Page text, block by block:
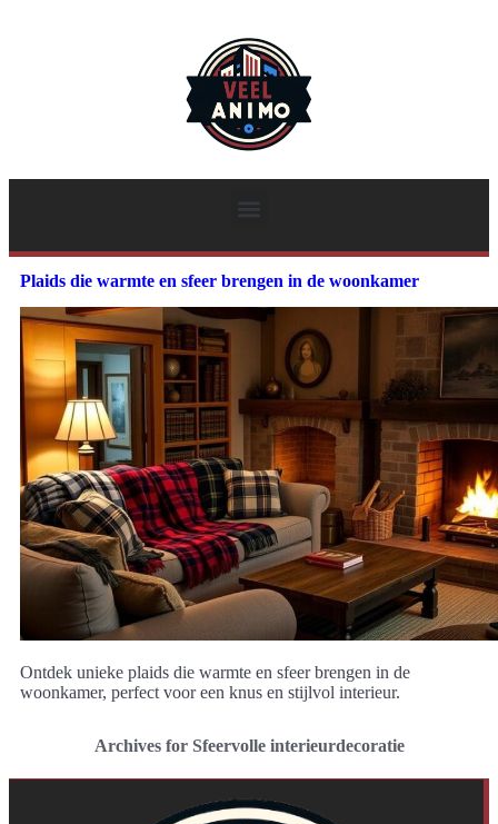
Plaids die warmte en sfeer brengen in de woonkamer
Ontdek unieke plaids die warmte en sfeer brengen in de
woonkamer, perfect voor een knus en stijlvol interieur.
Archives for Sfeervolle interieurdecoratie